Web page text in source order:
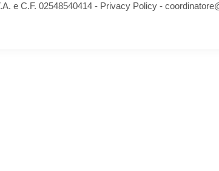
e C.F. 02548540414 - Privacy Policy -